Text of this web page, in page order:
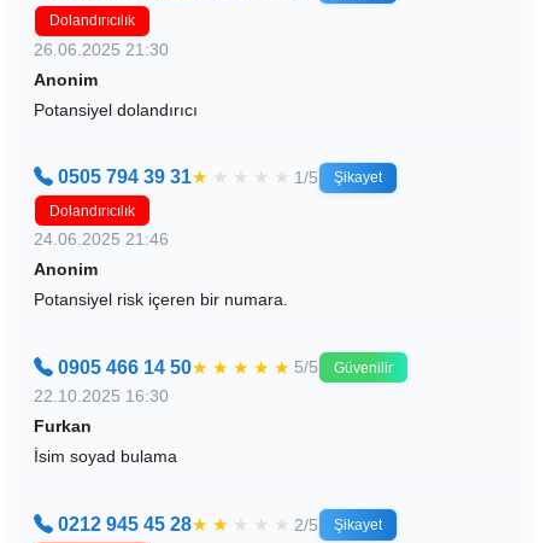
Dolandırıcılık
26.06.2025 21:30
Anonim
Potansiyel dolandırıcı
0505 794 39 31★ ★ ★ ★ ★ 1/5
Şikayet
Dolandırıcılık
24.06.2025 21:46
Anonim
Potansiyel risk içeren bir numara.
0905 466 14 50★ ★ ★ ★ ★ 5/5 Güvenilir
22.10.2025 16:30
Furkan
İsim soyad bulama
0212 945 45 28★ ★ ★ ★ ★ 2/5
Şikayet